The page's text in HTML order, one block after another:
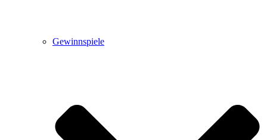
Gewinnspiele